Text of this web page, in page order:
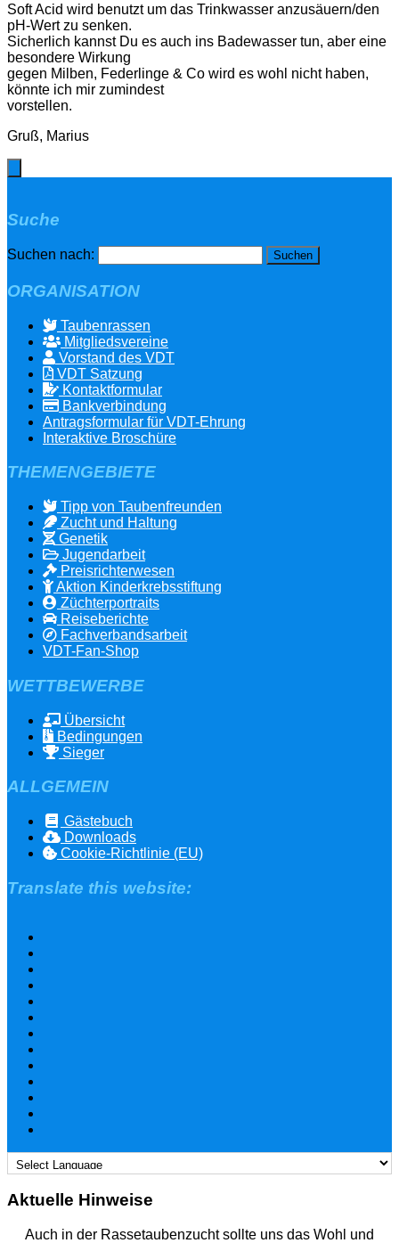
Soft Acid wird benutzt um das Trinkwasser anzusäuern/den
pH-Wert zu senken.
Sicherlich kannst Du es auch ins Badewasser tun, aber eine
besondere Wirkung
gegen Milben, Federlinge & Co wird es wohl nicht haben,
könnte ich mir zumindest
vorstellen.
Gruß, Marius
Suche
Suchen nach:
ORGANISATION
Taubenrassen
Mitgliedsvereine
Vorstand des VDT
VDT Satzung
Kontaktformular
Bankverbindung
Antragsformular für VDT-Ehrung
Interaktive Broschüre
THEMENGEBIETE
Tipp von Taubenfreunden
Zucht und Haltung
Genetik
Jugendarbeit
Preisrichterwesen
Aktion Kinderkrebsstiftung
Züchterportraits
Reiseberichte
Fachverbandsarbeit
VDT-Fan-Shop
WETTBEWERBE
Übersicht
Bedingungen
Sieger
ALLGEMEIN
Gästebuch
Downloads
Cookie-Richtlinie (EU)
Translate this website:
Aktuelle Hinweise
Auch in der Rassetaubenzucht sollte uns das Wohl und